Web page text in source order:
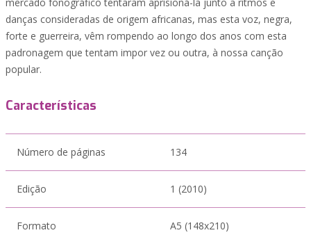
danças consideradas de origem africanas, mas esta voz, negra,
forte e guerreira, vêm rompendo ao longo dos anos com esta
padronagem que tentam impor vez ou outra, à nossa canção
popular.
Características
Número de páginas 134
Edição 1 (2010)
Formato A5 (148x210)